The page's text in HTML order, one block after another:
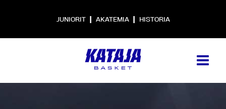
JUNIORIT | AKATEMIA | HISTORIA